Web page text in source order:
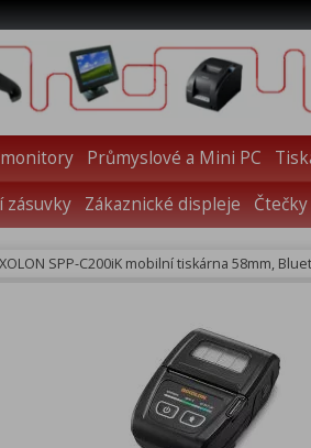
Průmyslové a Mini PC
zásuvky Zákaznické displeje
SPP-C200iK mobilní tiskárna 58mm,